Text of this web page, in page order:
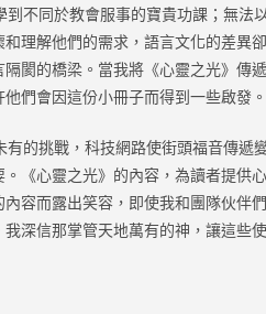
不同於教會服事的寶貴功課；無法
理解他們的需求，語言文化的差異
閡的橋梁。當我將《心靈之光》傳
們會因這份小冊子而得到一些啟發。
的挑戰，科技網路使街頭福音傳遞
《心靈之光》的內容，為讀者提供
容而露出笑容，即使我和團隊伙伴
深信那掌管天地萬有的神，讓這些